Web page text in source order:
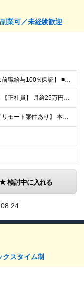
業可／未経験歓迎
【未経験歓迎／経験者は前職給与100％保証】 ■大卒以上 ■プログラミング学習経験をお持ちの方 ※言語不問 ※実務経験は問いません 「独学でアプリを作った」 「スクールで学んだ」 「GitHubに学
＼前職給与100％保証／ 【正社員】 月給25万円～40万円＋各種手当＋賞与年2回 ※昨年度賞与実績：4カ月分以上 【契約社員】 月給30万円～60万円＋各種手当＋特別賞与 ※会社業績・本人貢献度
【転居を伴う転勤なし／リモート案件あり】 本社または1都3県のプロジェクト先での勤務となります。 【本社】 東京都新宿区市谷薬王寺町5-23 共同計画市谷薬王寺ビル4F ※案件によりリモートワーク
検討中に入れる
スタイム制